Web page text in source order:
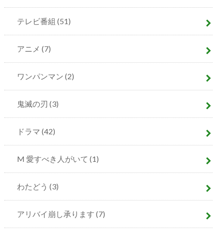
テレビ番組 (51)
アニメ (7)
ワンパンマン (2)
鬼滅の刃 (3)
ドラマ (42)
M 愛すべき人がいて (1)
わたどう (3)
アリバイ崩し承ります (7)